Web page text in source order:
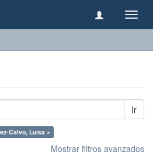
Ir
Calvo, Luisa ×
Mostrar filtros avanzados